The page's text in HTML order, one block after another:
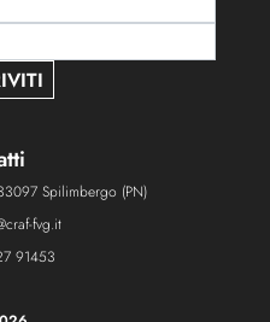
Spilimbergo (PN)
fvg.it
91453